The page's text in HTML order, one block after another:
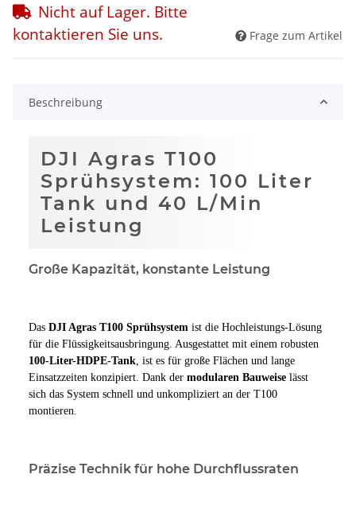
Nicht auf Lager. Bitte
kontaktieren Sie uns.
Frage zum Artikel
Beschreibung
DJI Agras T100
Sprühsystem: 100 Liter
Tank und 40 L/Min
Leistung
Große Kapazität, konstante Leistung
Das DJI Agras T100 Sprühsystem ist die Hochleistungs-Lösung
für die Flüssigkeitsausbringung. Ausgestattet mit einem robusten
100-Liter-HDPE-Tank , ist es für große Flächen und lange
Einsatzzeiten konzipiert. Dank der modularen Bauweise lässt
sich das System schnell und unkompliziert an der T100
montieren.
Präzise Technik für hohe Durchflussraten